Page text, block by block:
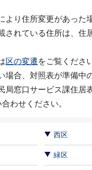
より住所変更があった
されている住所は、住
区の変遷をご覧くださ
場合、対照表が準備中
局窓口サービス課住居
わせください。
西区
緑区